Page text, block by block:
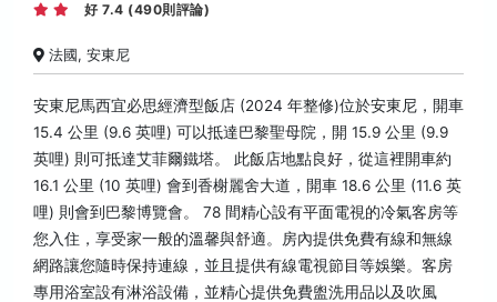
好 7.4 (490則評論)
法國, 安東尼
安東尼馬西宜必思經濟型飯店 (2024 年整修)位於安東尼，開車
15.4 公里 (9.6 英哩) 可以抵達巴黎聖母院，開 15.9 公里 (9.9
英哩) 則可抵達艾菲爾鐵塔。 此飯店地點良好，從這裡開車約
16.1 公里 (10 英哩) 會到香榭麗舍大道，開車 18.6 公里 (11.6 英
哩) 則會到巴黎博覽會。 78 間精心設有平面電視的冷氣客房等
您入住，享受家一般的溫馨與舒適。房內提供免費有線和無線
網路讓您隨時保持連線，並且提供有線電視節目等娛樂。客房
專用浴室設有淋浴設備，並精心提供免費盥洗用品以及吹風